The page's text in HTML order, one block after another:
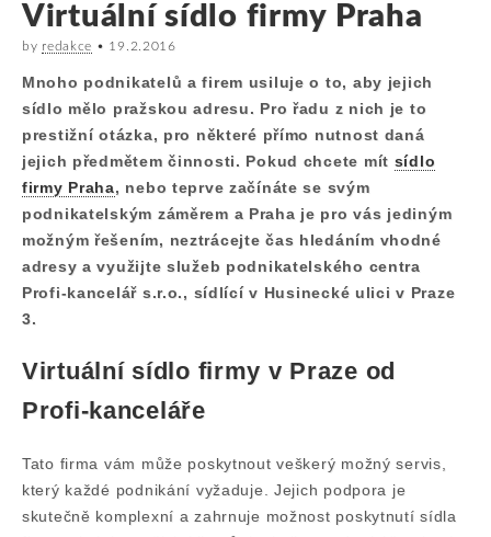
Virtuální sídlo firmy Praha
by redakce • 19.2.2016
Mnoho podnikatelů a firem usiluje o to, aby jejich
sídlo mělo pražskou adresu. Pro řadu z nich je to
prestižní otázka, pro některé přímo nutnost daná
jejich předmětem činnosti. Pokud chcete mít sídlo
firmy Praha, nebo teprve začínáte se svým
podnikatelským záměrem a Praha je pro vás jediným
možným řešením, neztrácejte čas hledáním vhodné
adresy a využijte služeb podnikatelského centra
Profi-kancelář s.r.o., sídlící v Husinecké ulici v Praze
3.
Virtuální sídlo firmy v Praze od
Profi-kanceláře
Tato firma vám může poskytnout veškerý možný servis,
který každé podnikání vyžaduje. Jejich podpora je
skutečně komplexní a zahrnuje možnost poskytnutí sídla